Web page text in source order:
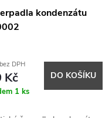
kondenzátu
DPH
Kč
1 ks
DO KOŠÍKU